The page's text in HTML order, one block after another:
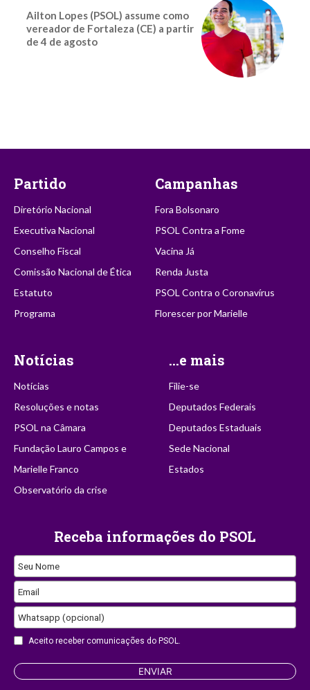
Ailton Lopes (PSOL) assume como
vereador de Fortaleza (CE) a partir
de 4 de agosto
Partido
Diretório Nacional
Executiva Nacional
Conselho Fiscal
Comissão Nacional de Ética
Estatuto
Programa
Campanhas
Fora Bolsonaro
PSOL Contra a Fome
Vacina Já
Renda Justa
PSOL Contra o Coronavírus
Florescer por Marielle
Notícias
Notícias
Resoluções e notas
PSOL na Câmara
Fundação Lauro Campos e
Marielle Franco
Observatório da crise
...e mais
Filie-se
Deputados Federais
Deputados Estaduais
Sede Nacional
Estados
Receba informações do PSOL
Email
Address
Seu Nome
Email
Whatsapp (opcional)
Aceito receber comunicações do PSOL.
ENVIAR